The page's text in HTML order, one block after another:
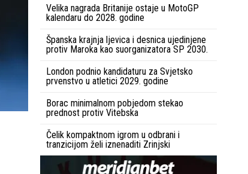
Velika nagrada Britanije ostaje u MotoGP
kalendaru do 2028. godine
Španska krajnja ljevica i desnica ujedinjene
protiv Maroka kao suorganizatora SP 2030.
London podnio kandidaturu za Svjetsko
prvenstvo u atletici 2029. godine
Borac minimalnom pobjedom stekao
prednost protiv Vitebska
Čelik kompaktnom igrom u odbrani i
tranzicijom želi iznenaditi Zrinjski